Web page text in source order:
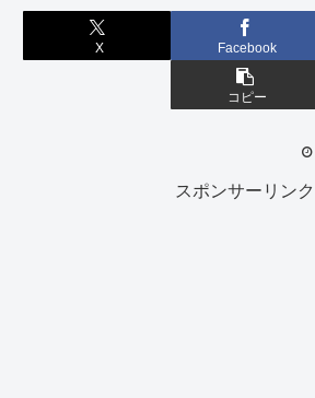
X Facebook
コピー
スポンサーリンク